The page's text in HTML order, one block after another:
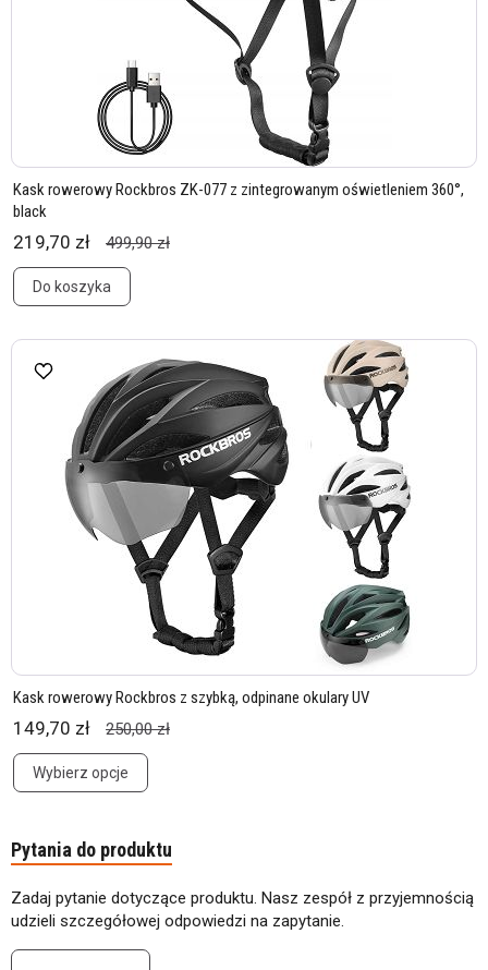
Kask rowerowy Rockbros ZK-077 z zintegrowanym oświetleniem 360°,
black
219,70 zł 499,90 zł
Do koszyka
Kask rowerowy Rockbros z szybką, odpinane okulary UV
149,70 zł 250,00 zł
Wybierz opcje
Pytania do produktu
Zadaj pytanie dotyczące produktu. Nasz zespół z przyjemnością
udzieli szczegółowej odpowiedzi na zapytanie.